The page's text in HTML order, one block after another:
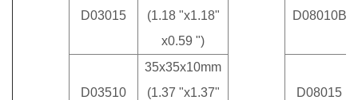
D03015
(1.18 "x1.18"
x0.59 ")
D08010B
D03510
35x35x10mm
(1.37 "x1.37"
D08015